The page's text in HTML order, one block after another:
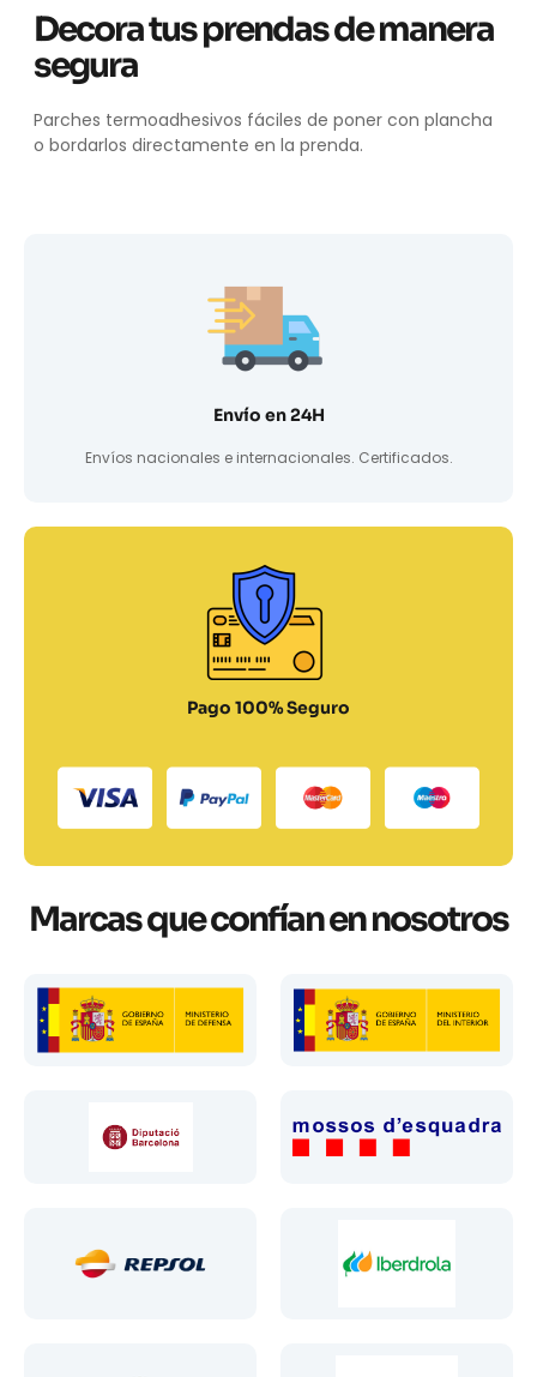
Decora tus prendas de manera
segura
Parches termoadhesivos fáciles de poner con plancha
o bordarlos directamente en la prenda.
Envío en 24H
Envíos nacionales e internacionales. Certificados.
Pago 100% Seguro
Marcas que confían en nosotros